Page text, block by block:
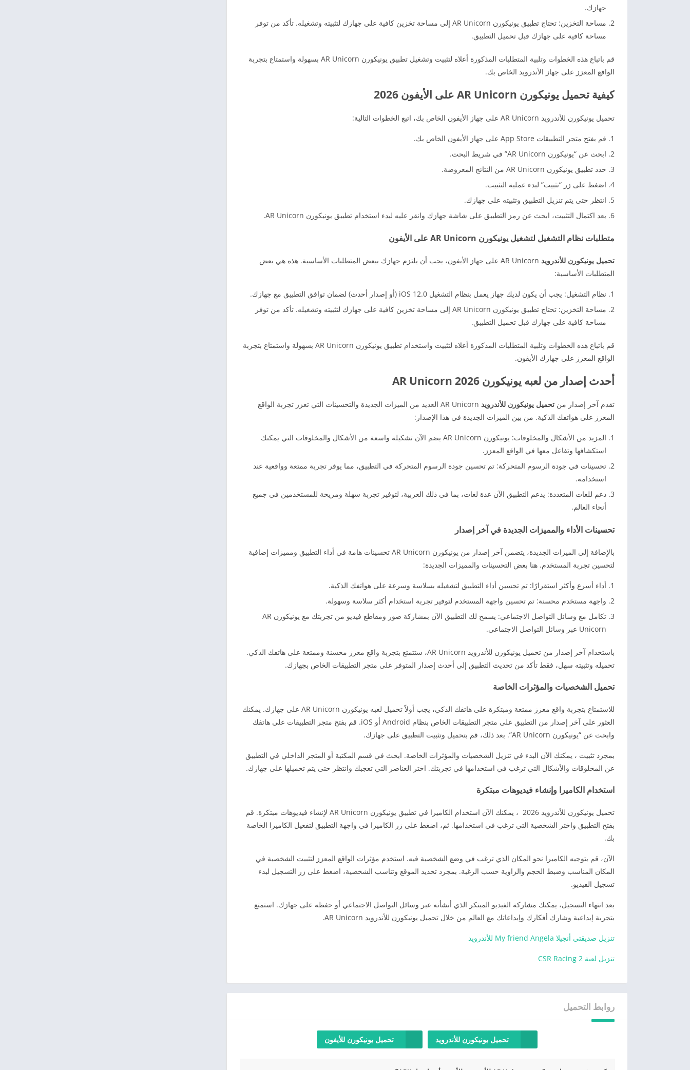
جهازك.
مساحة التخزين: تحتاج تطبيق يونيكورن AR Unicorn إلى مساحة تخزين كافية على جهازك لتثبيته وتشغيله. تأكد من توفر
مساحة كافية على جهازك قبل تحميل التطبيق.
قم باتباع هذه الخطوات وتلبية المتطلبات المذكورة أعلاه لتثبيت وتشغيل تطبيق يونيكورن AR Unicorn بسهولة واستمتاع بتجربة
الواقع المعزز على جهاز الأندرويد الخاص بك.
كيفية تحميل يونيكورن AR Unicorn على الأيفون 2026
تحميل يونيكورن للأندرويد AR Unicorn على جهاز الأيفون الخاص بك، اتبع الخطوات التالية:
قم بفتح متجر التطبيقات App Store على جهاز الأيفون الخاص بك.
ابحث عن “يونيكورن AR Unicorn” في شريط البحث.
حدد تطبيق يونيكورن AR Unicorn من النتائج المعروضة.
اضغط على زر “تثبيت” لبدء عملية التثبيت.
انتظر حتى يتم تنزيل التطبيق وتثبيته على جهازك.
بعد اكتمال التثبيت، ابحث عن رمز التطبيق على شاشة جهازك وانقر عليه لبدء استخدام تطبيق يونيكورن AR Unicorn.
متطلبات نظام التشغيل لتشغيل يونيكورن AR Unicorn على الأيفون
تحميل يونيكورن للأندرويد
AR Unicorn على جهاز الأيفون، يجب أن يلتزم جهازك ببعض المتطلبات الأساسية. هذه هي بعض
المتطلبات الأساسية:
نظام التشغيل: يجب أن يكون لديك جهاز يعمل بنظام التشغيل iOS 12.0 (أو إصدار أحدث) لضمان توافق التطبيق مع جهازك.
مساحة التخزين: تحتاج تطبيق يونيكورن AR Unicorn إلى مساحة تخزين كافية على جهازك لتثبيته وتشغيله. تأكد من توفر
مساحة كافية على جهازك قبل تحميل التطبيق.
قم باتباع هذه الخطوات وتلبية المتطلبات المذكورة أعلاه لتثبيت واستخدام تطبيق يونيكورن AR Unicorn بسهولة واستمتاع بتجربة
الواقع المعزز على جهازك الأيفون.
أحدث إصدار من لعبه يونيكورن 2026 AR Unicorn
تقدم آخر إصدار من تحميل يونيكورن للأندرويد
AR Unicorn العديد من الميزات الجديدة والتحسينات التي تعزز تجربة الواقع
المعزز على هواتفك الذكية. من بين الميزات الجديدة في هذا الإصدار:
المزيد من الأشكال والمخلوقات: يونيكورن AR Unicorn يضم الآن تشكيلة واسعة من الأشكال والمخلوقات التي يمكنك
استكشافها وتفاعل معها في الواقع المعزز.
تحسينات في جودة الرسوم المتحركة: تم تحسين جودة الرسوم المتحركة في التطبيق، مما يوفر تجربة ممتعة وواقعية عند
استخدامه.
دعم للغات المتعددة: يدعم التطبيق الآن عدة لغات، بما في ذلك العربية، لتوفير تجربة سهلة ومريحة للمستخدمين في جميع
أنحاء العالم.
تحسينات الأداء والمميزات الجديدة في آخر إصدار
بالإضافة إلى الميزات الجديدة، يتضمن آخر إصدار من يونيكورن AR Unicorn تحسينات هامة في أداء التطبيق ومميزات إضافية
لتحسين تجربة المستخدم. هنا بعض التحسينات والمميزات الجديدة:
أداء أسرع وأكثر استقرارًا: تم تحسين أداء التطبيق لتشغيله بسلاسة وسرعة على هواتفك الذكية.
واجهة مستخدم محسنة: تم تحسين واجهة المستخدم لتوفير تجربة استخدام أكثر سلاسة وسهولة.
تكامل مع وسائل التواصل الاجتماعي: يسمح لك التطبيق الآن بمشاركة صور ومقاطع فيديو من تجربتك مع يونيكورن AR
Unicorn عبر وسائل التواصل الاجتماعي.
باستخدام آخر إصدار من تحميل يونيكورن للأندرويد AR Unicorn، ستتمتع بتجربة واقع معزز محسنة وممتعة على هاتفك الذكي.
تحميله وتثبيته سهل، فقط تأكد من تحديث التطبيق إلى أحدث إصدار المتوفر على متجر التطبيقات الخاص بجهازك.
تحميل الشخصيات والمؤثرات الخاصة
للاستمتاع بتجربة واقع معزز ممتعة ومبتكرة على هاتفك الذكي، يجب أولاً تحميل لعبه يونيكورن AR Unicorn على جهازك. يمكنك
العثور على آخر إصدار من التطبيق على متجر التطبيقات الخاص بنظام Android أو iOS. قم بفتح متجر التطبيقات على هاتفك
وابحث عن “يونيكورن AR Unicorn”. بعد ذلك، قم بتحميل وتثبيت التطبيق على جهازك.
بمجرد تثبيت ، يمكنك الآن البدء في تنزيل الشخصيات والمؤثرات الخاصة. ابحث في قسم المكتبة أو المتجر الداخلي في التطبيق
عن المخلوقات والأشكال التي ترغب في استخدامها في تجربتك. اختر العناصر التي تعجبك وانتظر حتى يتم تحميلها على جهازك.
استخدام الكاميرا وإنشاء فيديوهات مبتكرة
تحميل يونيكورن للأندرويد 2026 ، يمكنك الآن استخدام الكاميرا في تطبيق يونيكورن AR Unicorn لإنشاء فيديوهات مبتكرة. قم
بفتح التطبيق واختر الشخصية التي ترغب في استخدامها. ثم، اضغط على زر الكاميرا في واجهة التطبيق لتفعيل الكاميرا الخاصة
بك.
الآن، قم بتوجيه الكاميرا نحو المكان الذي ترغب في وضع الشخصية فيه. استخدم مؤثرات الواقع المعزز لتثبيت الشخصية في
المكان المناسب وضبط الحجم والزاوية حسب الرغبة. بمجرد تحديد الموقع وتناسب الشخصية، اضغط على زر التسجيل لبدء
تسجيل الفيديو.
بعد انتهاء التسجيل، يمكنك مشاركة الفيديو المبتكر الذي أنشأته عبر وسائل التواصل الاجتماعي أو حفظه على جهازك. استمتع
بتجربة إبداعية وشارك أفكارك وإبداعاتك مع العالم من خلال تحميل يونيكورن للأندرويد AR Unicorn.
تنزيل صديقتي أنجيلا My friend Angela للأندرويد
تنزيل لعبة CSR Racing 2
روابط التحميل
تحميل يونيكورن للأندرويد تحميل يونيكورن للأيفون